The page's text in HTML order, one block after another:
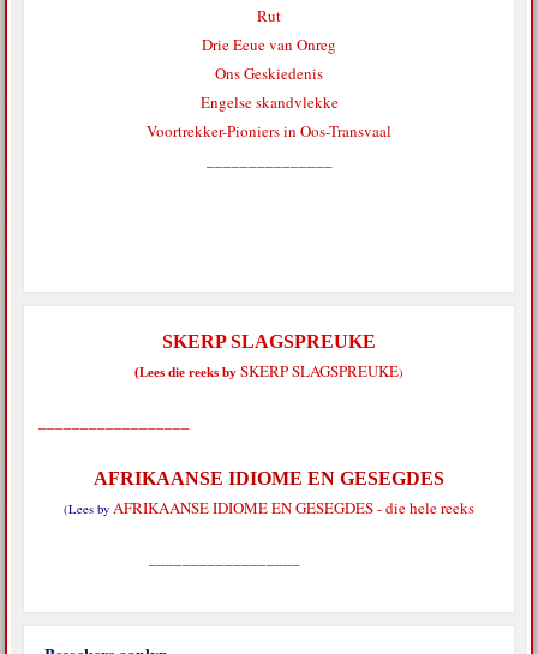
Rut
Drie Eeue van Onreg
Ons Geskiedenis
Engelse skandvlekke
Voortrekker-Pioniers in Oos-Transvaal
SKERP SLAGSPREUKE
(Lees die reeks by SKERP SLAGSPREUKE)
AFRIKAANSE IDIOME EN GESEGDES
(Lees by AFRIKAANSE IDIOME EN GESEGDES - die hele reeks